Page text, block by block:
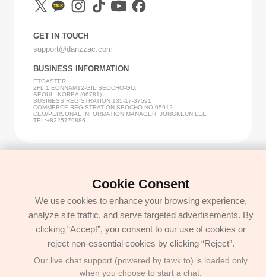
GET IN TOUCH
support@danzzac.com
BUSINESS INFORMATION
ETOASTER
2FL,1,EONNAM12-GIL,SEOCHO-GU,
SEOUL, KOREA (06781)
BUSINESS REGISTRATION 135-17-37591
COMMERCE REGISTRATION SEOCHO NO.05912
CEO/PERSONAL INFORMATION MANAGER: JONGKEUN LEE
TEL:+8225779886
Cookie Consent
We use cookies to enhance your browsing experience,
analyze site traffic, and serve targeted advertisements. By
clicking “Accept”, you consent to our use of cookies or
reject non-essential cookies by clicking “Reject”.
Our live chat support (powered by tawk.to) is loaded only
when you choose to start a chat.